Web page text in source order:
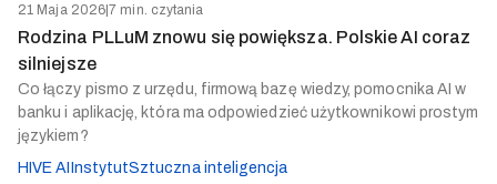
21 Maja 2026 |7 min. czytania
Rodzina PLLuM znowu się powiększa. Polskie AI coraz
silniejsze
Co łączy pismo z urzędu, firmową bazę wiedzy, pomocnika AI w
banku i aplikację, która ma odpowiedzieć użytkownikowi prostym
językiem?
HIVE AI InstytutSztuczna inteligencja